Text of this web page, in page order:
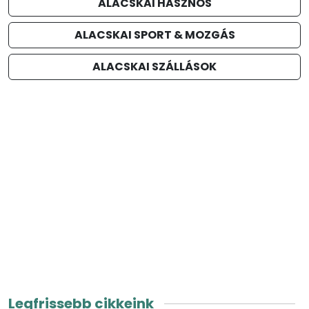
ALACSKAI SPORT & MOZGÁS
ALACSKAI SZÁLLÁSOK
Legfrissebb cikkeink